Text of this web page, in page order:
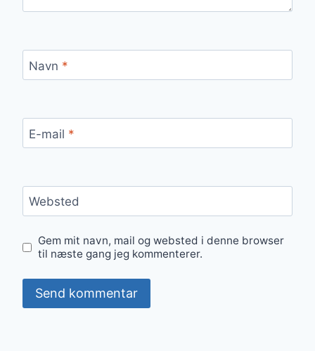
Navn *
E-mail *
Websted
Gem mit navn, mail og websted i denne browser
til næste gang jeg kommenterer.